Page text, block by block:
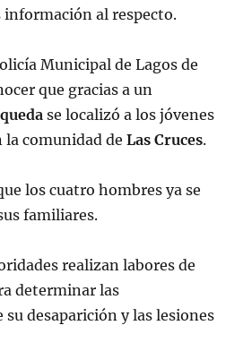
al respecto.
Municipal de Lagos de
que gracias a un
se localizó a los jóvenes
la comunidad deLas Cruces.
los cuatro hombres ya se
familiares.
realizan labores de
determinar las
su desaparición y las lesiones